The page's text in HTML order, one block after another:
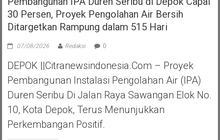
30 Persen, Proyek Pengolahan Air Bersih
Ditargetkan Rampung dalam 515 Hari
07/08/2026 Redaksi 0
DEPOK ||Citranewsindonesia.com – Proyek
Pembangunan Instalasi Pengolahan Air (IPA)
Duren Seribu Di Jalan Raya Sawangan Elok No.
10, Kota Depok, Terus Menunjukkan
Perkembangan Positif.